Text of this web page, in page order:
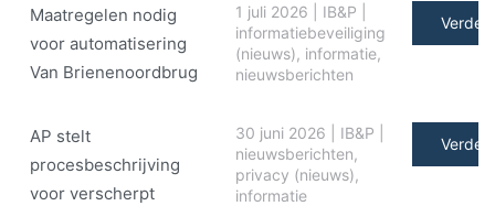
Maatregelen nodig
voor automatisering
Van Brienenoordbrug
1 juli 2026 IB&P
informatiebeveiliging
(nieuws), informatie,
nieuwsberichten
Verder
AP stelt
procesbeschrijving
voor verscherpt
30 juni 2026 IB&P
nieuwsberichten,
privacy (nieuws),
informatie
Verder